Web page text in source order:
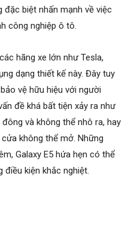
đặc biệt nhấn mạnh về việc
công nghiệp ô tô.
hãng xe lớn như Tesla,
dạng thiết kế này. Đây tuy
vệ hữu hiệu với người
đề khá bất tiện xảy ra như
và không thể nhô ra, hay
không thể mở. Những
Galaxy E5 hứa hẹn có thể
điều kiện khắc nghiệt.